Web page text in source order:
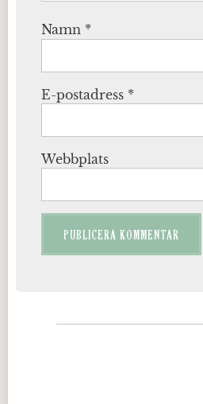
Namn *
E-postadress *
Webbplats